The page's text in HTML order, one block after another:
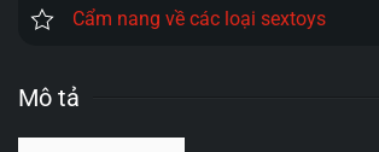
Cẩm nang về các loại sextoys
Mô tả